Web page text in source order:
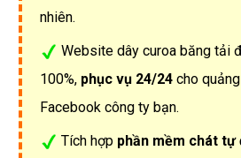
nhiên.
Website dây curoa băng tải
100%, phục vụ 24/24 cho
Facebook công ty bạn.
Tích hợp phần mềm chát tự